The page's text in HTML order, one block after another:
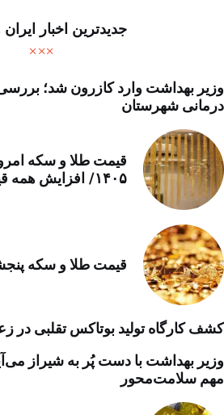
جدیدترین اخبار
وزیر بهداشت وارد کازرون شد؛
درمانی شهرستان
۱۴۰۵/ افزایش همه قیمت ها + جدول
قیمت طلا و سکه پنجشنبه ۱۵
کشف کارگاه تولید بوتاکس تقلبی در
وزیر بهداشت با دست پُر به شیراز
مهم سلامت‌محور